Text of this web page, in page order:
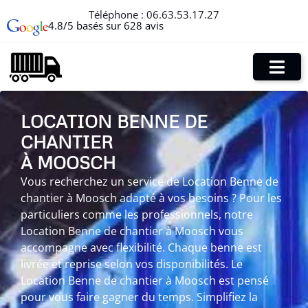
Téléphone : 06.63.53.17.27
4.8/5 basés sur 628 avis
LOCATION BENNE DE
CHANTIER
À MOOSCH
Vous recherchez un service de Location Benne de
chantier à Moosch adapté à vos besoins ? Pour les
particuliers comme les professionnels, notre
Location Benne de chantier à Moosch vous
accompagne avec flexibilité. Chaque benne est
livrée et reprise selon vos disponibilités. Le
Location Benne de chantier à Moosch est pensé
pour vous faire gagner du temps. Simplifiez la